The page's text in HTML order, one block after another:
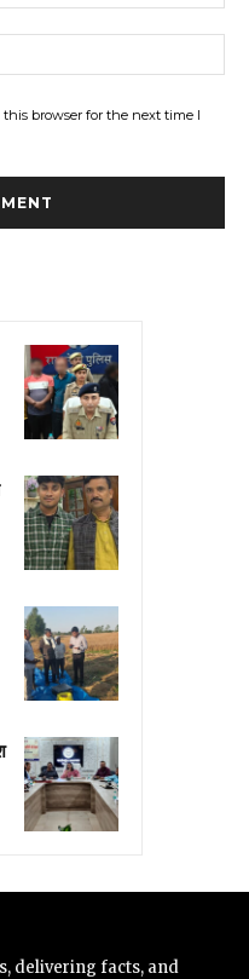
browser for the next time I
delivering facts, and